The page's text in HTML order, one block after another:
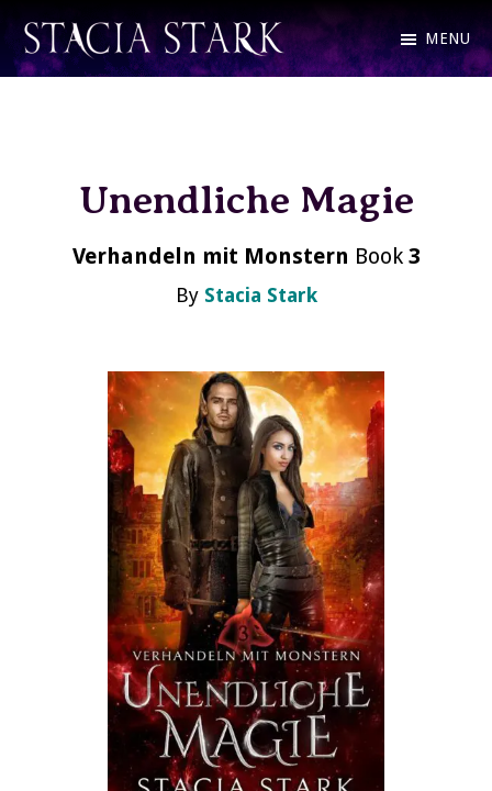
Skip
to
Stacia
Fantasy
Author
MENU
Unendliche Magie
Verhandeln mit Monstern Book 3
By Stacia Stark